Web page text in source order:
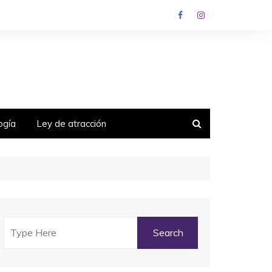
Ley de atracción